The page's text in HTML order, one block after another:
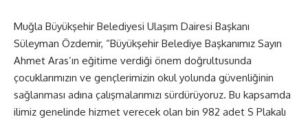
Muğla Büyükşehir Belediyesi Ulaşım Dairesi Başkanı
Süleyman Özdemir, “Büyükşehir Belediye Başkanımız Sayın
Ahmet Aras’ın eğitime verdiği önem doğrultusunda
çocuklarımızın ve gençlerimizin okul yolunda güvenliğinin
sağlanması adına çalışmalarımızı sürdürüyoruz. Bu kapsamda
ilimiz genelinde hizmet verecek olan bin 982 adet S Plakalı